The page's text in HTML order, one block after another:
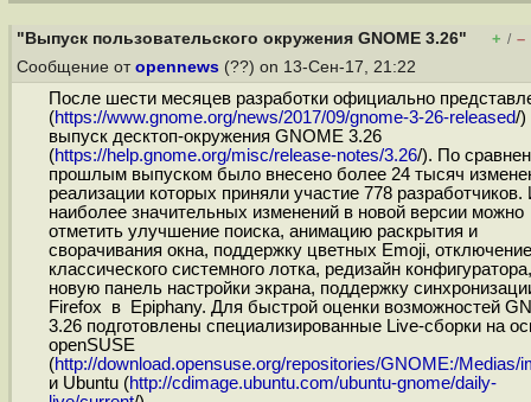
"Выпуск пользовательского окружения GNOME 3.26" + / –
Сообщение от opennews (??) on 13-Сен-17, 21:22
После шести месяцев разработки официально
(https://www.gnome.org/news/2017/09/gnome-3-26-released/)
выпуск десктоп-окружения GNOME 3.26
(https://help.gnome.org/misc/release-notes/3.26/). По
прошлым выпуском было внесено более 24 тысяч
реализации которых приняли участие 778 разработчиков.
наиболее значительных изменений в новой версии можно
отметить улучшение поиска, анимацию раскрытия и
сворачивания окна, поддержку цветных Emoji, отключение
классического системного лотка, редизайн конфигуратора,
новую панель настройки экрана, поддержку
Firefox в Epiphany. Для быстрой оценки возможностей
3.26 подготовлены специализированные Live-сборки на
openSUSE
(http://download.opensuse.org/repositories/GNOME:/Medias/
и Ubuntu (http://cdimage.ubuntu.com/ubuntu-gnome/daily-